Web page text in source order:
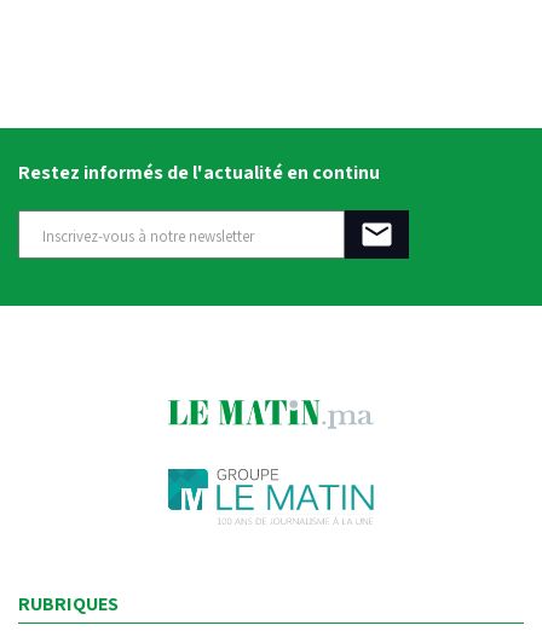
Restez informés de l'actualité en continu
RUBRIQUES